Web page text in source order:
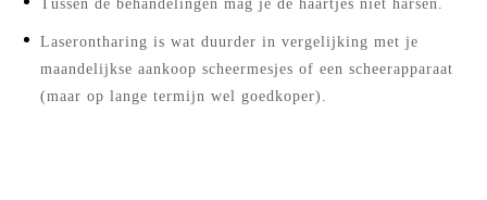
Tussen de behandelingen mag je de haartjes niet harsen.
Laserontharing is wat duurder in vergelijking met je
maandelijkse aankoop scheermesjes of een scheerapparaat
(maar op lange termijn wel goedkoper).